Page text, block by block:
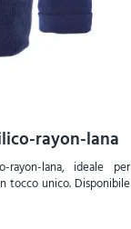
rayon-lana
rayon-lana, ideale per
tocco unico. Disponibile